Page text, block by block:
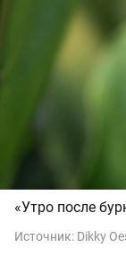
«Утро после
Источник: Dikky